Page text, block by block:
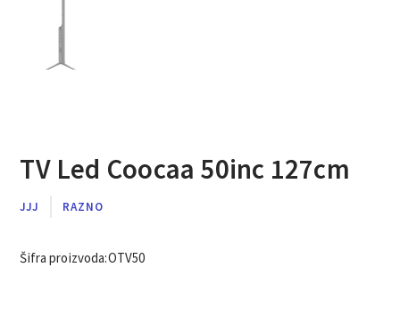
TV Led Coocaa 50inc 127cm
JJJ RAZNO
Šifra proizvoda:OTV50